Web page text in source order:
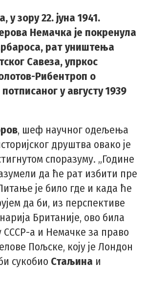
у зору 22. јуна 1941.
Немачка је покренула
рат уништења
Савеза, упркос
Рибентроп о
у августу 1939
, шеф научног одељења
друштва овако је
споразуму. „Године
да ће рат избити пре
је било где и када ће
да би, из перспективе
Британије, ово била
СССР-а и Немачке за право
Пољске, коју је Лондон
сукобио Стаљина и